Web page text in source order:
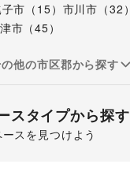
市（15） 市川市（32）
市（45）
の他の市区郡から探す
スタイプから探す
スを見つけよう